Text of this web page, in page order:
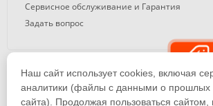
Сервисное обслуживание и Гарантия
Задать вопрос
© 2008 — 2026. ООО «ТК Вэлд Плюс»
Наш сайт использует cookies, включая
аналитики (файлы с данными о прошлых
сайта). Продолжая пользоваться сайтом,